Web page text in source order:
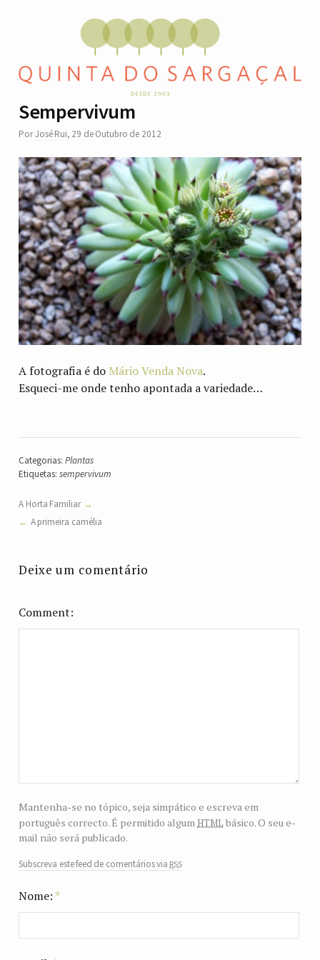
Sempervivum
PorJosé Rui, 29 de Outubro de 2012
A fotografia é do Mário Venda Nova.
Esqueci-me onde tenho apontada a variedade…
Categorias: Plantas
Etiquetas: sempervivum
A Horta Familiar
A primeira camélia
Deixe um comentário
Comment
Mantenha-se no tópico, seja simpático e escreva em
português correcto. É permitido algum htmlbásico. O seu e-
mail não será publicado.
Subscreva este feed de comentários viarss
Nome: *